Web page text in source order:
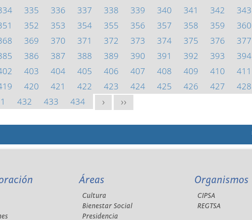
335 336 337 338 339 340 341 342
343
352 353 354 355 356 357 358 359
360
369 370 371 372 373 374 375 376
377
386 387 388 389 390 391 392 393
394
403 404 405 406 407 408 409 410
411
420 421 422 423 424 425 426 427
428
432 433 434 > >>
Áreas
Cultura
Bienestar Social
Presidencia
Organismos
CIPSA
REGTSA